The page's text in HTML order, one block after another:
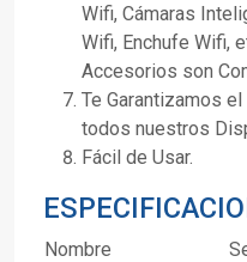
Wifi, Cámaras
Wifi, Enchufe Wifi,
Accesorios son
Te Garantizamos
todos nuestros
Fácil de Usar.
Nombre